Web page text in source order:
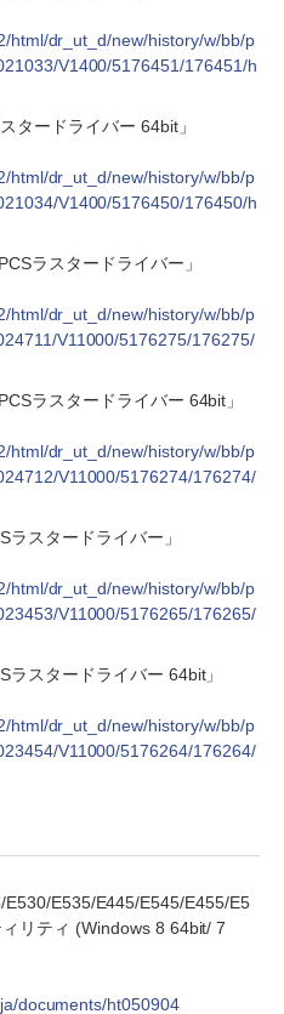
html/dr_ut_d/new/history/w/bb/p
V1400/5176451/176451/h
タードライバー 64bit」
html/dr_ut_d/new/history/w/bb/p
V1400/5176450/176450/h
ラスタードライバー」
html/dr_ut_d/new/history/w/bb/p
V11000/5176275/176275/
ラスタードライバー 64bit」
html/dr_ut_d/new/history/w/bb/p
V11000/5176274/176274/
ラスタードライバー」
html/dr_ut_d/new/history/w/bb/p
V11000/5176265/176265/
ラスタードライバー 64bit」
html/dr_ut_d/new/history/w/bb/p
V11000/5176264/176264/
E535/E445/E545/E455/E5
リティ (Windows 8 64bit/ 7
documents/ht050904